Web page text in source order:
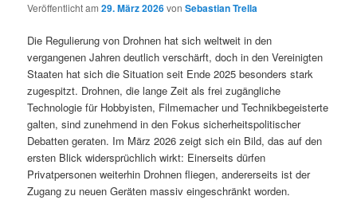
Veröffentlicht am29. März 2026vonSebastian Trella
Die Regulierung von Drohnen hat sich weltweit in den
vergangenen Jahren deutlich verschärft, doch in den Vereinigten
Staaten hat sich die Situation seit Ende 2025 besonders stark
zugespitzt. Drohnen, die lange Zeit als frei zugängliche
Technologie für Hobbyisten, Filmemacher und Technikbegeisterte
galten, sind zunehmend in den Fokus sicherheitspolitischer
Debatten geraten. Im März 2026 zeigt sich ein Bild, das auf den
ersten Blick widersprüchlich wirkt: Einerseits dürfen
Privatpersonen weiterhin Drohnen fliegen, andererseits ist der
Zugang zu neuen Geräten massiv eingeschränkt worden.